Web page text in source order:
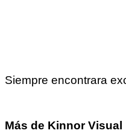
Siempre encontrara
Más de Kinnor Visual